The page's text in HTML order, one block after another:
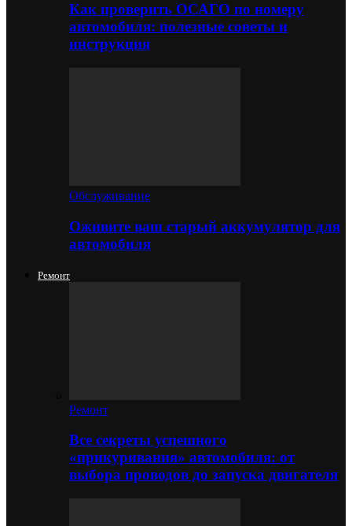
Как проверить ОСАГО по номеру
автомобиля: полезные советы и
инструкция
Обслуживание
Оживите ваш старый аккумулятор для
автомобиля
Ремонт
Ремонт
Все секреты успешного
«прикуривания» автомобиля: от
выбора проводов до запуска двигателя